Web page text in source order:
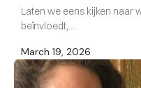
Laten we eens kijken naar
beïnvloedt,...
March 19, 2026